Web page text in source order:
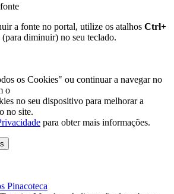
a fonte no portal, utilize os atalhos Ctrl+
(para diminuir) no seu teclado.
os Cookies" ou continuar a navegar no
o
no seu dispositivo para melhorar a
no site.
para obter mais informações.
Pinacoteca